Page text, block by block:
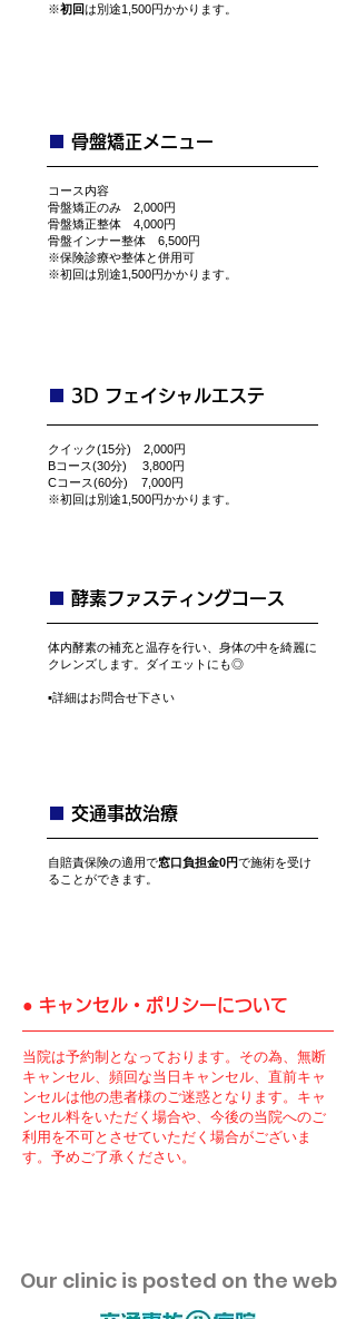
​※初回は別途1,500円かかります。
​骨盤矯正メニュー
​コース内容
骨盤矯正のみ 2,000円
骨盤矯正整体 4,000円​​
​骨盤インナー整体 6,500円
​※保険診療や整体と併用可
​※初回は別途1,500円かかります。
3D フェイシャルエステ
クイック(15分) 2,000円
Bコース(30分) 3,800円
​Cコース(60分) 7,000円
​※初回は別途1,500円かかります。
​酵素ファスティングコース
​体内酵素の補充と温存を行い、身体の中を綺麗に
クレンズします。ダイエットにも◎
​▪詳細はお問合せ下さい
​交通事故治療
​自賠責保険の適用で窓口負担金0円で施術を受け
ることができます。
● ​キャンセル・ポリシーについて
​当院は予約制となっております。その為、無断
キャンセル、頻回な当日キャンセル、直前キャ
ンセルは他の患者様のご迷惑となります。キャ
ンセル料をいただく場合や、今後の当院へのご
利用を不可とさせていただく場合がございま
す。予めご了承ください。
​Our clinic is posted on the web